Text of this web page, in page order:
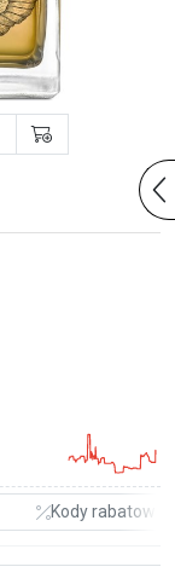
Kody rabatowe